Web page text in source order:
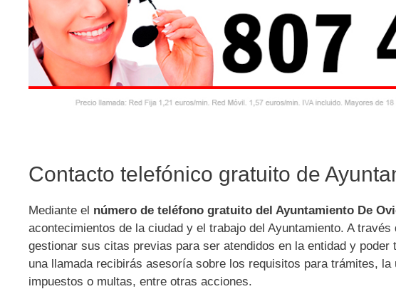
Contacto telefónico gratuito de
Mediante el número de teléfono gratuito del Ayuntamiento De
acontecimientos de la ciudad y el trabajo del Ayuntamiento. A
gestionar sus citas previas para ser atendidos en la entidad y
una llamada recibirás asesoría sobre los requisitos para trámites,
impuestos o multas, entre otras acciones.